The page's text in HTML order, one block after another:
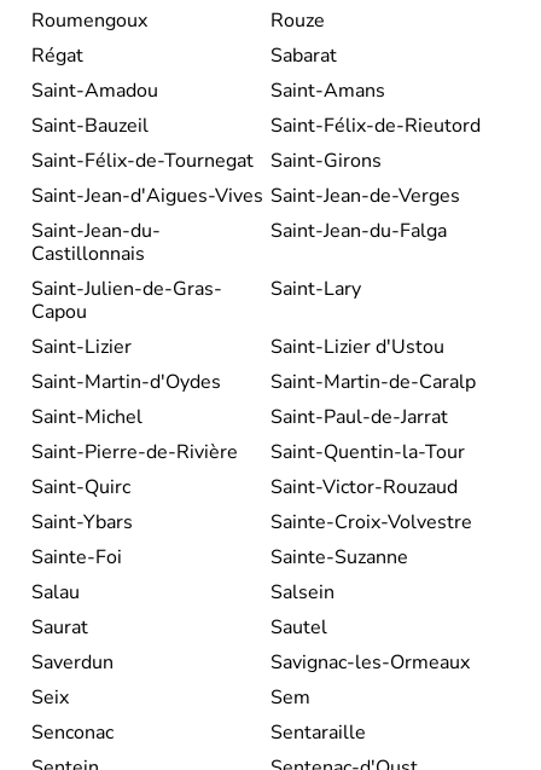
Roumengoux
Rouze
Régat
Sabarat
Saint-Amadou
Saint-Amans
Saint-Bauzeil
Saint-Félix-de-Rieutord
Saint-Félix-de-Tournegat
Saint-Girons
Saint-Jean-d'Aigues-Vives Saint-Jean-de-Verges
Saint-Jean-du-
Castillonnais
Saint-Jean-du-Falga
Saint-Julien-de-Gras-
Capou
Saint-Lary
Saint-Lizier
Saint-Lizier d'Ustou
Saint-Martin-d'Oydes
Saint-Martin-de-Caralp
Saint-Michel
Saint-Paul-de-Jarrat
Saint-Pierre-de-Rivière
Saint-Quentin-la-Tour
Saint-Quirc
Saint-Victor-Rouzaud
Saint-Ybars
Sainte-Croix-Volvestre
Sainte-Foi
Sainte-Suzanne
Salau
Salsein
Saurat
Sautel
Saverdun
Savignac-les-Ormeaux
Seix
Sem
Senconac
Sentaraille